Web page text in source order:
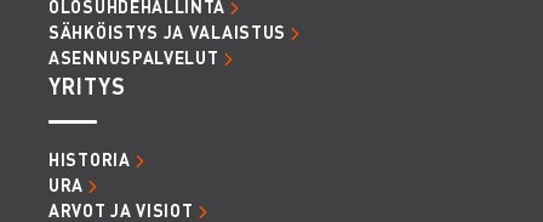
OLOSUHDEHALLINTA
SÄHKÖISTYS JA VALAISTUS
ASENNUSPALVELUT
YRITYS
HISTORIA
URA
ARVOT JA VISIOT